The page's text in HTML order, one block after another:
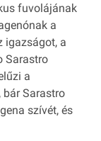
fuvolájának
a
igazságot, a
Sarastro
a
bár Sarastro
szívét, és